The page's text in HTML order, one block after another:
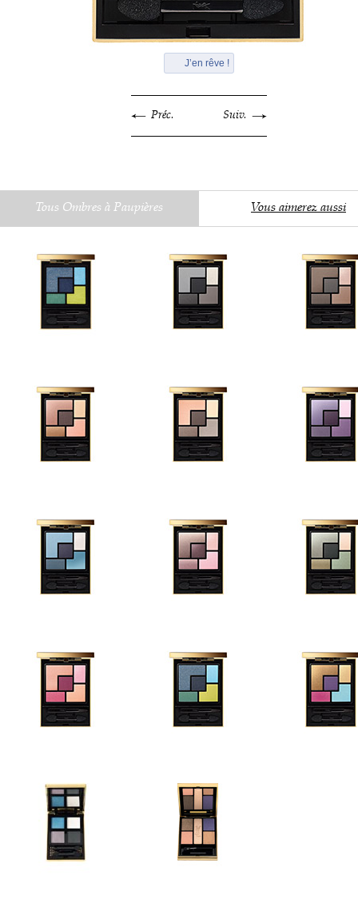
J’en rêve !
Préc. Suiv.
Tous Ombres à Paupières Vous aimerez aussi
OMBRES À PAUPIÈRES
Couture Palette - Lumières
Majorelle
OMBRES À PAUPIÈRES
Couture Palette - 01 Tuxedo
OMBRES À
OMBRES À PAUPIÈRES
Couture Palette - 04
Saharienne
OMBRES À
Couture
Surréaliste
OMBRES À PAUPIÈRES
Couture Palette - 06 Rive
Gauche
OMBRES À PAUPIÈRES
Couture Palette - 07
Parisienne
OMBRES À
Couture Palette -
Garde
OMBRES À PAUPIÈRES
Couture Palette - 09 Love
OMBRES À PAUPIÈRES
Couture Palette - 10
Lumières Majorelle